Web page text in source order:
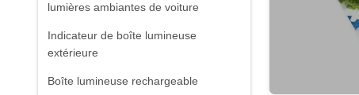
lumières ambiantes de voiture
Indicateur de boîte lumineuse
extérieure
Boîte lumineuse rechargeable